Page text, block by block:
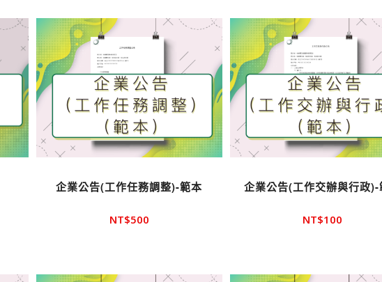
企業公告(工作任務調整)-範本
NT$500
企業公告(工作交辦與行政)-
NT$100